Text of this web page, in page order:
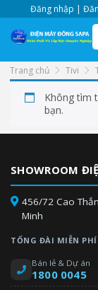
Đăng nhập |
Trang chủ Tivi
Không tìm
bạn.
SHOWROOM
456/72 Cao
Minh
TỔNG ĐÀI MIỄN PHÍ
Bán lẻ & Dự án
1800 0045